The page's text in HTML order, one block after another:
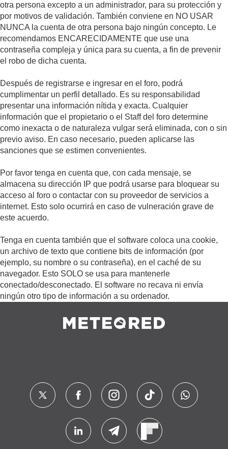
otra persona excepto a un administrador, para su protección y
por motivos de validación. También conviene en NO USAR
NUNCA la cuenta de otra persona bajo ningún concepto. Le
recomendamos ENCARECIDAMENTE que use una
contraseña compleja y única para su cuenta, a fin de prevenir
el robo de dicha cuenta.
Después de registrarse e ingresar en el foro, podrá
cumplimentar un perfil detallado. Es su responsabilidad
presentar una información nítida y exacta. Cualquier
información que el propietario o el Staff del foro determine
como inexacta o de naturaleza vulgar será eliminada, con o sin
previo aviso. En caso necesario, pueden aplicarse las
sanciones que se estimen convenientes.
Por favor tenga en cuenta que, con cada mensaje, se
almacena su dirección IP que podrá usarse para bloquear su
acceso al foro o contactar con su proveedor de servicios a
internet. Esto solo ocurrirá en caso de vulneración grave de
este acuerdo.
Tenga en cuenta también que el software coloca una cookie,
un archivo de texto que contiene bits de información (por
ejemplo, su nombre o su contraseña), en el caché de su
navegador. Esto SOLO se usa para mantenerle
conectado/desconectado. El software no recava ni envía
ningún otro tipo de información a su ordenador.